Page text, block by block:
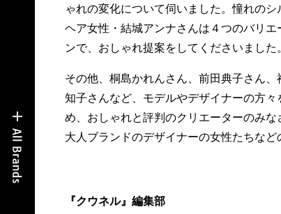
ゃれの変化について伺いました。憧れのシ
ヘア女性・結城アンナさんは４つのバリエ
ンで、おしゃれ提案をしてくださいました。
その他、桐島かれんさん、前田典子さん、
知子さんなど、モデルやデザイナーの方々
め、おしゃれと評判のクリエーターのみな
大人ブランドのデザイナーの女性たちなど
『クウネル』編集部